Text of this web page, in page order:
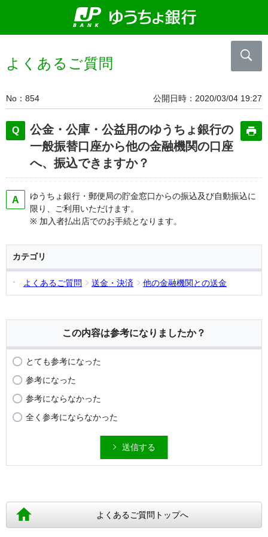
よくあるご質問
No 854 公開日時 2020/03/04 19:27
公金・公庫・公益用のゆうちょ銀行の
一般振替口座から他の金融機関の口座
へ、振込できますか？
ゆうちょ銀行・郵便局の貯金窓口からの振込及び自動振込に
限り、ご利用いただけます。
※ 加入者払出店でのお手続となります。
カテゴリ
よくあるご質問 送金・決済 他の金融機関との送金
この内容は参考になりましたか？
とても参考になった
参考になった
参考にならなかった
全く参考にならなかった
送信する
よくあるご質問トップへ